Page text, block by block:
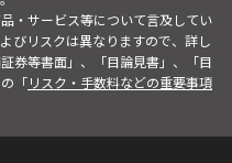
・サービス等について言及してい
びリスクは異なりますので、詳し
券等書面」、「目論見書」、「目
「リスク・手数料などの重要事項